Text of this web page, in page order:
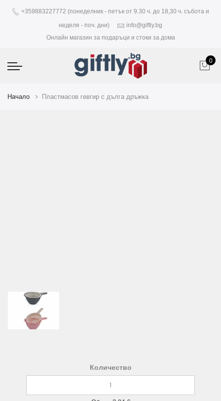
+359883227772 (понеделник - петък от 9.30 ч. до 18,30 ч. събота и
неделя - поч. дни)
info@giftly.bg
Онлайн магазин за подаръци и стоки за дома
0
Начало Пластмасов гевгир с дълга дръжка
Количество